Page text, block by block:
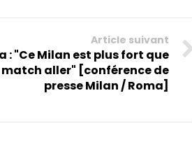
Article suivant
: "Ce Milan est plus fort que
match aller" [conférence de
presse Milan / Roma]